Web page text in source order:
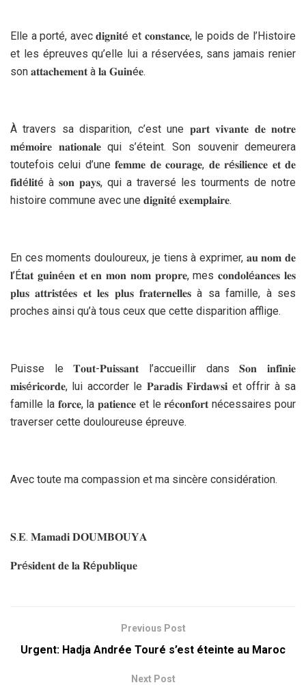
Elle a porté, avec 𝐝𝐢𝐠𝐧𝐢𝐭é et 𝐜𝐨𝐧𝐬𝐭𝐚𝐧𝐜𝐞, le poids de l’Histoire
et les épreuves qu’elle lui a réservées, sans jamais renier
son 𝐚𝐭𝐭𝐚𝐜𝐡𝐞𝐦𝐞𝐧𝐭 à 𝐥𝐚 𝐆𝐮𝐢𝐧é𝐞.
À travers sa disparition, c’est une 𝐩𝐚𝐫𝐭 𝐯𝐢𝐯𝐚𝐧𝐭𝐞 𝐝𝐞 𝐧𝐨𝐭𝐫𝐞
𝐦é𝐦𝐨𝐢𝐫𝐞 𝐧𝐚𝐭𝐢𝐨𝐧𝐚𝐥𝐞 qui s’éteint. Son souvenir demeurera
toutefois celui d’une 𝐟𝐞𝐦𝐦𝐞 𝐝𝐞 𝐜𝐨𝐮𝐫𝐚𝐠𝐞, 𝐝𝐞 𝐫é𝐬𝐢𝐥𝐢𝐞𝐧𝐜𝐞 𝐞𝐭 𝐝𝐞
𝐟𝐢𝐝é𝐥𝐢𝐭é à 𝐬𝐨𝐧 𝐩𝐚𝐲𝐬, qui a traversé les tourments de notre
histoire commune avec une 𝐝𝐢𝐠𝐧𝐢𝐭é 𝐞𝐱𝐞𝐦𝐩𝐥𝐚𝐢𝐫𝐞.
En ces moments douloureux, je tiens à exprimer, 𝐚𝐮 𝐧𝐨𝐦 𝐝𝐞
𝐥’É𝐭𝐚𝐭 𝐠𝐮𝐢𝐧é𝐞𝐧 𝐞𝐭 𝐞𝐧 𝐦𝐨𝐧 𝐧𝐨𝐦 𝐩𝐫𝐨𝐩𝐫𝐞, mes 𝐜𝐨𝐧𝐝𝐨𝐥é𝐚𝐧𝐜𝐞𝐬 𝐥𝐞𝐬
𝐩𝐥𝐮𝐬 𝐚𝐭𝐭𝐫𝐢𝐬𝐭é𝐞𝐬 𝐞𝐭 𝐥𝐞𝐬 𝐩𝐥𝐮𝐬 𝐟𝐫𝐚𝐭𝐞𝐫𝐧𝐞𝐥𝐥𝐞𝐬 à sa famille, à ses
proches ainsi qu’à tous ceux que cette disparition afflige.
Puisse le 𝐓𝐨𝐮𝐭-𝐏𝐮𝐢𝐬𝐬𝐚𝐧𝐭 l’accueillir dans 𝐒𝐨𝐧 𝐢𝐧𝐟𝐢𝐧𝐢𝐞
𝐦𝐢𝐬é𝐫𝐢𝐜𝐨𝐫𝐝𝐞, lui accorder le 𝐏𝐚𝐫𝐚𝐝𝐢𝐬 𝐅𝐢𝐫𝐝𝐚𝐰𝐬𝐢 et offrir à sa
famille la 𝐟𝐨𝐫𝐜𝐞, la 𝐩𝐚𝐭𝐢𝐞𝐧𝐜𝐞 et le 𝐫é𝐜𝐨𝐧𝐟𝐨𝐫𝐭 nécessaires pour
traverser cette douloureuse épreuve.
Avec toute ma compassion et ma sincère considération.
𝐒.𝐄. 𝐌𝐚𝐦𝐚𝐝𝐢 𝐃𝐎𝐔𝐌𝐁𝐎𝐔𝐘𝐀
𝐏𝐫é𝐬𝐢𝐝𝐞𝐧𝐭 𝐝𝐞 𝐥𝐚 𝐑é𝐩𝐮𝐛𝐥𝐢𝐪𝐮𝐞
Previous Post
Urgent: Hadja Andrée Touré s’est éteinte au Maroc
Next Post